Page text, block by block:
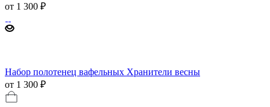
от 1 300 ₽
Набор полотенец вафельных Хранители весны
от 1 300 ₽